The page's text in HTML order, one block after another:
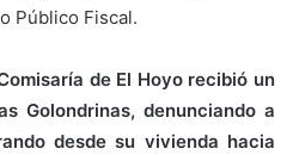
Público Fiscal.⠀
de El Hoyo recibió un
Golondrinas, denunciando a
desde su vivienda hacia